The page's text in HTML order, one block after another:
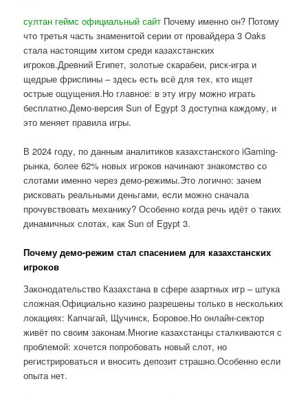
султан геймс официальный сайт Почему именно он? Потому
что третья часть знаменитой серии от провайдера 3 Oaks
стала настоящим хитом среди казахстанских
игроков.Древний Египет, золотые скарабеи, риск-игра и
щедрые фриспины – здесь есть всё для тех, кто ищет
острые ощущения.Но главное: в эту игру можно играть
бесплатно.Демо-версия Sun of Egypt 3 доступна каждому, и
это меняет правила игры.
В 2024 году, по данным аналитиков казахстанского iGaming-
рынка, более 62% новых игроков начинают знакомство со
слотами именно через демо-режимы.Это логично: зачем
рисковать реальными деньгами, если можно сначала
прочувствовать механику? Особенно когда речь идёт о таких
динамичных слотах, как Sun of Egypt 3.
Почему демо-режим стал спасением для казахстанских
игроков
Законодательство Казахстана в сфере азартных игр – штука
сложная.Официально казино разрешены только в нескольких
локациях: Капчагай, Щучинск, Боровое.Но онлайн-сектор
живёт по своим законам.Многие казахстанцы сталкиваются с
проблемой: хочется попробовать новый слот, но
регистрироваться и вносить депозит страшно.Особенно если
опыта нет.